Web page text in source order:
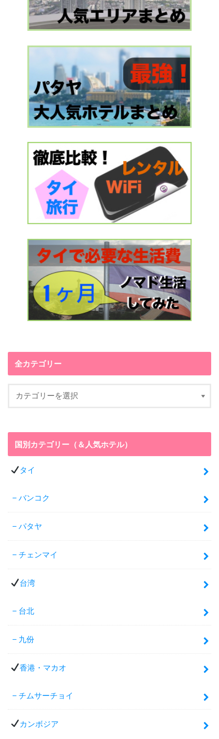
全カテゴリー
国別カテゴリー（＆人気ホテル）
タイ
バンコク
パタヤ
チェンマイ
台湾
台北
九份
香港・マカオ
チムサーチョイ
カンボジア